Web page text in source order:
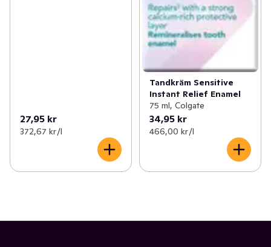
27,95 kr
372,67 kr /l
Tandkräm Sensitive
Instant Relief Enamel
75 ml, Colgate
34,95 kr
466,00 kr /l